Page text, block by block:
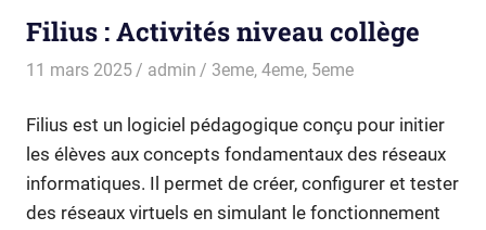
Filius : Activités niveau collège
11 mars 2025 admin 3eme,4eme, 5eme
Filius est un logiciel pédagogique conçu pour initier
les élèves aux concepts fondamentaux des réseaux
informatiques. Il permet de créer, configurer et tester
des réseaux virtuels en simulant le fonctionnement